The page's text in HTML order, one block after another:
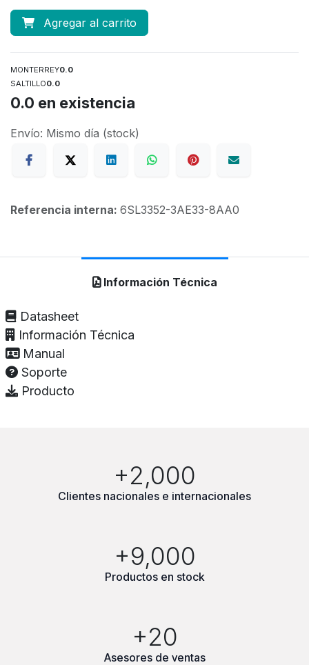
Agregar al carrito
MONTERREY0.0
SALTILLO0.0
0.0 en existencia
Envío: Mismo día (stock)
Referencia interna: 6SL3352-3AE33-8AA0
Información Técnica
Datasheet
Información Técnica
Manual
Soporte
Producto
+2,000
Clientes nacionales e internacionales
+9,000
Productos en stock
+20
Asesores de ventas